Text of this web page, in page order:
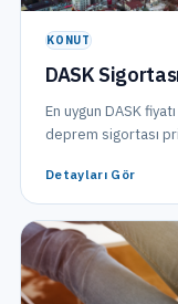
KONUT
DASK
En uygun DASK
deprem sigortası
Detayları Gör